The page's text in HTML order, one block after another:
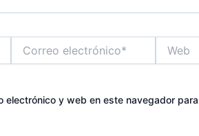
electrónico*
electrónico y web en este navegador